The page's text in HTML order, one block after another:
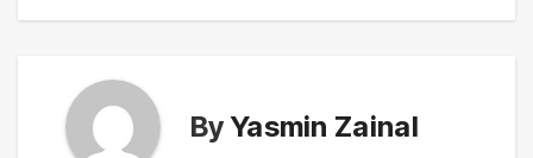
ByYasmin Zainal